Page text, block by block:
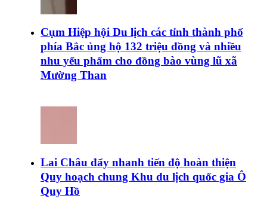
Cụm Hiệp hội Du lịch các tỉnh thành phố
phía Bắc ủng hộ 132 triệu đồng và nhiều
nhu yếu phẩm cho đồng bào vùng lũ xã
Mường Than
Lai Châu đẩy nhanh tiến độ hoàn thiện
Quy hoạch chung Khu du lịch quốc gia Ô
Quy Hồ